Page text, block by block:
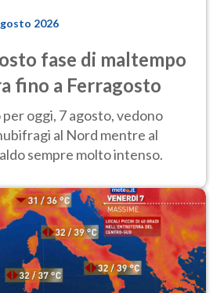
2026
fase di maltempo
fino a Ferragosto
oggi, 7 agosto, vedono
al Nord mentre al
sempre molto intenso.